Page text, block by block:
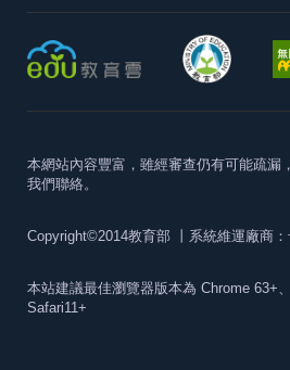
本網站內容豐富，雖經審查仍有可能疏漏
我們聯絡。
Copyright©2014教育部 丨系統維運廠商
本站建議最佳瀏覽器版本為 Chrome 63+
Safari11+